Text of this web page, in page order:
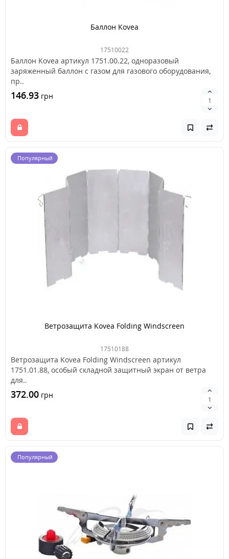
Баллон Kovea
17510022
Баллон Kovea артикул 1751.00.22, одноразовый
заряженный баллон с газом для газового оборудования,
пр..
146.93 грн
Популярный
Ветрозащита Kovea Folding Windscreen
17510188
Ветрозащита Kovea Folding Windscreen артикул
1751.01.88, особый складной защитный экран от ветра
для..
372.00 грн
Популярный